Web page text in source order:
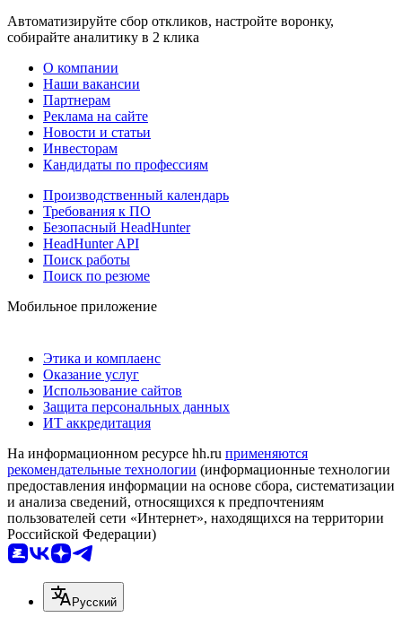
Автоматизируйте сбор откликов, настройте воронку,
собирайте аналитику в 2 клика
О компании
Наши вакансии
Партнерам
Реклама на сайте
Новости и статьи
Инвесторам
Кандидаты по профессиям
Производственный календарь
Требования к ПО
Безопасный HeadHunter
HeadHunter API
Поиск работы
Поиск по резюме
Мобильное приложение
Этика и комплаенс
Оказание услуг
Использование сайтов
Защита персональных данных
ИТ аккредитация
На информационном ресурсе hh.ru применяются
рекомендательные технологии (информационные технологии
предоставления информации на основе сбора, систематизации
и анализа сведений, относящихся к предпочтениям
пользователей сети «Интернет», находящихся на территории
Российской Федерации)
Русский